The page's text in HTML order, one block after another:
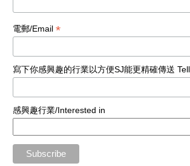
電郵/Email *
寫下你感興趣的行業以方便SJ能更精確傳送
感興趣行業/Interested in